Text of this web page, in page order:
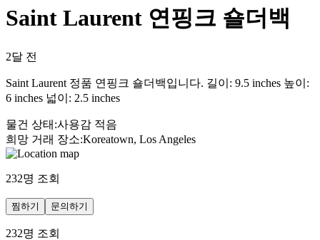
Saint Laurent 연핑크 숄더백
2달 전
Saint Laurent 정품 연핑크 숄더백입니다. 길이: 9.5 inches 높이:
6 inches 넓이: 2.5 inches
물건 상태 :사용감 적음
희망 거래 장소:Koreatown, Los Angeles
232명 조회
찜하기 문의하기
232명 조회